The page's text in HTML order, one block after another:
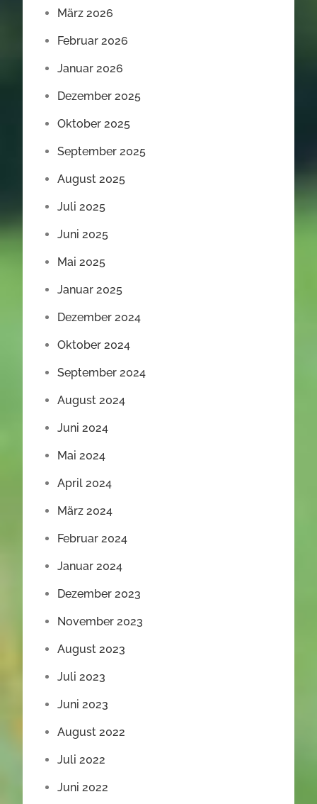
März 2026
Februar 2026
Januar 2026
Dezember 2025
Oktober 2025
September 2025
August 2025
Juli 2025
Juni 2025
Mai 2025
Januar 2025
Dezember 2024
Oktober 2024
September 2024
August 2024
Juni 2024
Mai 2024
April 2024
März 2024
Februar 2024
Januar 2024
Dezember 2023
November 2023
August 2023
Juli 2023
Juni 2023
August 2022
Juli 2022
Juni 2022